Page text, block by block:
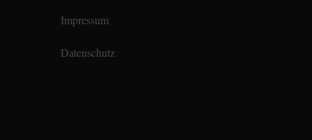
Impressum
Datenschutz